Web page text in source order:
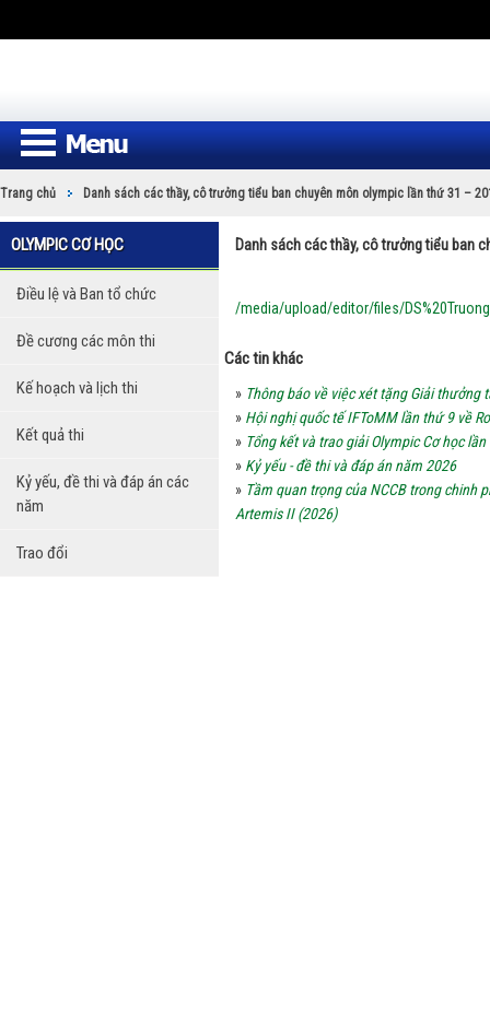
Trang chủ Danh sách các thầy, cô trưởng tiểu ban chuyên môn olympic lần thứ 31 –
OLYMPIC CƠ HỌC
Điều lệ và Ban tổ chức
Đề cương các môn thi
Kế hoạch và lịch thi
Kết quả thi
Kỷ yếu, đề thi và đáp án các
năm
Trao đổi
Danh sách các thầy, cô trưởng tiểu ban
/media/upload/editor/files/
Các tin khác
» Thông báo về việc xét tặng Giải
» Hội nghị quốc tế IFToMM lần thứ 9 về
» Tổng kết và trao giải Olympic Cơ học
» Kỷ yếu - đề thi và đáp án năm 2026
» Tầm quan trọng của NCCB trong chinh
Artemis II (2026)